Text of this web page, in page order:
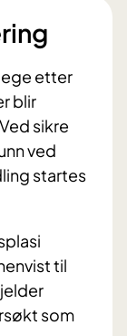
etter
blir
sikre
ved
startes
til
som